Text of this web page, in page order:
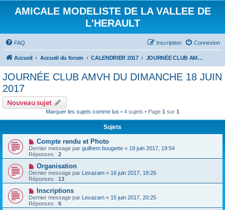
AMICALE MODELISTE DE LA VALLEE DE
L'HERAULT
FAQ Connexion
Inscription
Accueil Accueil du forum CALENDRIER 2017 JOURNÉE CLUB AMVH DU DIMANCHE 18 JUIN 2017
JOURNÉE CLUB AMVH DU DIMANCHE 18 JUIN
2017
Nouveau sujet
Marquer les sujets comme lus • 4 sujets • Page 1 sur 1
Sujets
Compte rendu et Photo
Dernier message par guilhem bougette « 19 juin 2017, 19:54
Réponses : 2
Organisation
Dernier message par Lexazam « 16 juin 2017, 18:26
Réponses : 13
Inscriptions
Dernier message par Lexazam « 15 juin 2017, 20:25
Réponses : 6